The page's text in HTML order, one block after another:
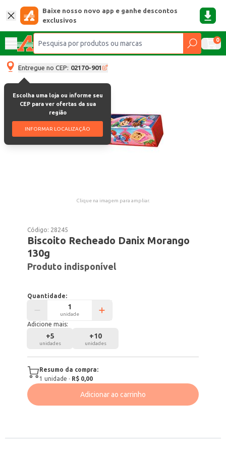
Baixe nosso novo app e ganhe descontos
exclusivos
0
Entregue no CEP: 02170-901
Escolha uma loja ou informe seu
CEP para ver ofertas da sua
região
INFORMAR LOCALIZAÇÃO
Clique na imagem para ampliar.
Código: 28245
Biscoito Recheado Danix Morango
130g
Produto indisponível
Quantidade:
unidade
Adicione mais:
+5
unidades
+10
unidades
Resumo da compra:
1 unidade · R$ 0,00
Adicionar ao carrinho